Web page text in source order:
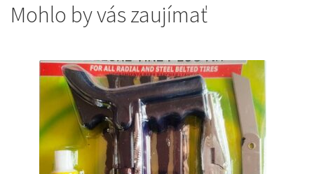
Mohlo by vás zaujímať